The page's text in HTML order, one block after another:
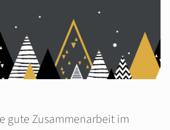
gute Zusammenarbeit im